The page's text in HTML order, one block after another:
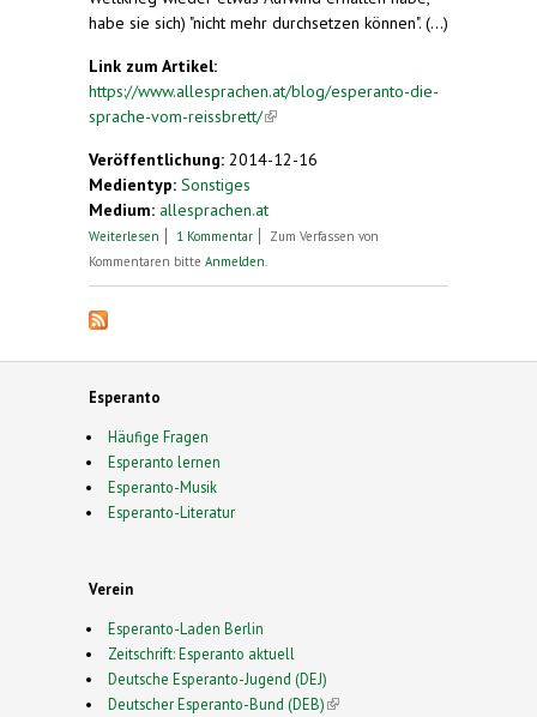
habe sie sich) "nicht mehr durchsetzen können". (...)
Link zum Artikel:
https://www.allesprachen.at/blog/esperanto-die-
sprache-vom-reissbrett/(link is external)
Veröffentlichung: 2014-12-16
Medientyp: Sonstiges
Medium: allesprachen.at
Weiterlesen über Esperanto: Die Sprache vom Reissbrett
1 Kommentar
Zum Verfassen von
Kommentaren bitte Anmelden
Esperanto
Häufige Fragen
Esperanto lernen
Esperanto-Musik
Esperanto-Literatur
Verein
Esperanto-Laden Berlin
Zeitschrift: Esperanto aktuell
Deutsche Esperanto-Jugend (DEJ)
Deutscher Esperanto-Bund (DEB)(link is external)